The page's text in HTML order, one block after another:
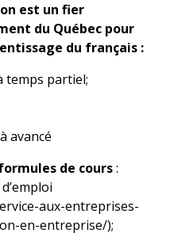
est un fier
du Québec pour
du français :
temps partiel;
avancé
de cours:
aux-entreprises-
en-entreprise/);